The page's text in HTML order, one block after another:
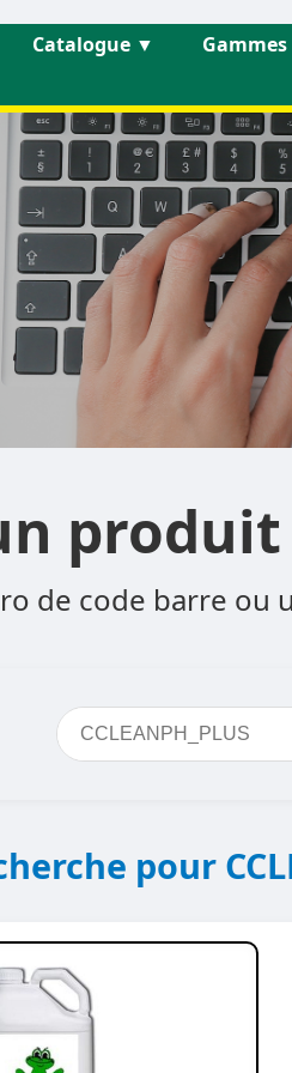
Catalogue ▼ Gammes
produit
de code barre
pour